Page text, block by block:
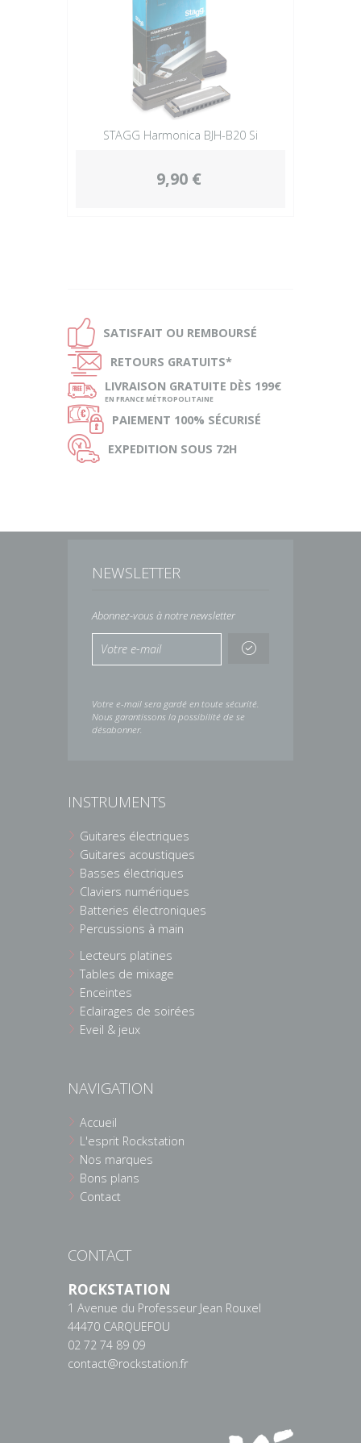
STAGG Harmonica BJH-B20 Si
9,90 €
Ð SATISFAIT OU REMBOURSÉ
Ñ RETOURS GRATUITS*
ø LIVRAISON GRATUITE DÈS 199€
EN FRANCE MÉTROPOLITAINE
Ø PAIEMENT 100% SÉCURISÉ
Ù EXPEDITION SOUS 72H
NEWSLETTER
Abonnez-vous à notre newsletter
Votre e-mail sera gardé en toute sécurité.
Nous garantissons la possibilité de se
désabonner.
INSTRUMENTS
Guitares électriques
Guitares acoustiques
Basses électriques
Claviers numériques
Batteries électroniques
Percussions à main
Lecteurs platines
Tables de mixage
Enceintes
Eclairages de soirées
Eveil & jeux
NAVIGATION
Accueil
L'esprit Rockstation
Nos marques
Bons plans
Contact
CONTACT
ROCKSTATION
1 Avenue du Professeur Jean Rouxel
44470 CARQUEFOU
02 72 74 89 09
contact@rockstation.fr